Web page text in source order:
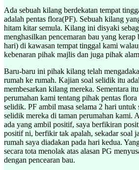
Ada sebuah kilang berdekatan tempat
adalah pentas flora(PF). Sebuah kilang
hitam kitar semula. Kilang ini disyaki
menghasilkan pencemaran bau yang kerap
hari) di kawasan tempat tinggal kami
kebenaran pihak majlis dan juga pihak
Baru-baru ini pihak kilang telah
rumah ke rumah. Kajian soal selidik itu
membesarkan kilang mereka. Sementara
perumahan kami tentang pihak pentas
selidik. PF ambil masa selama 2 hari untuk
selidik mereka di taman perumahan kami.
ada yang ambil positif, saya berfikiran
positif ni, berfikir tak apalah, sekadar soal
rumah saya diadakan pada hari kedua.
secara tota menolak atas alasan PG
dengan pencearan bau.